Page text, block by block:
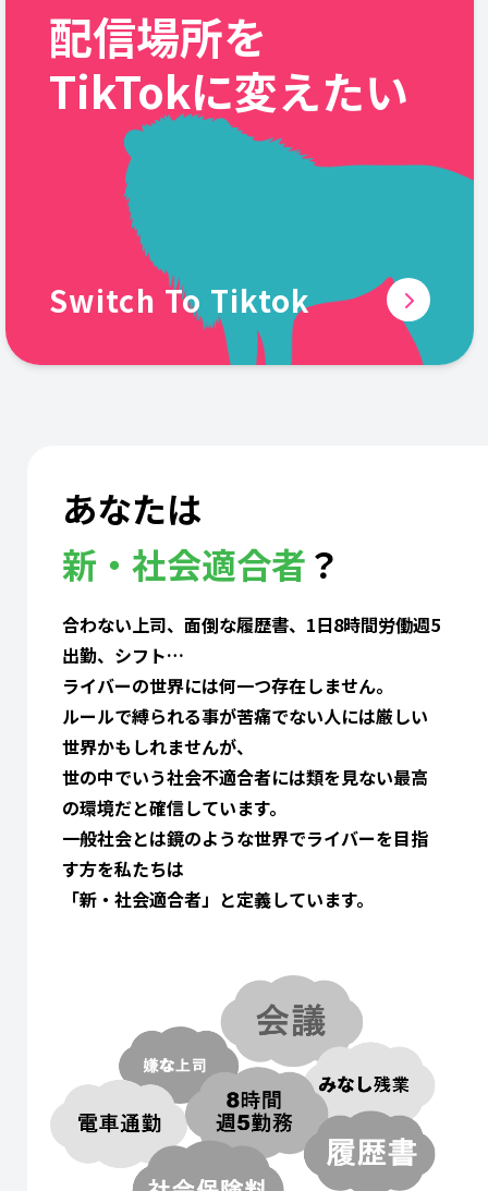
配信場所を
TikTokに変えたい
Switch To Tiktok
あなたは
新・社会適合者？
合わない上司、面倒な履歴書、1日8時間労働週5
出勤、シフト…
ライバーの世界には何一つ存在しません。
ルールで縛られる事が苦痛でない人には厳しい
世界かもしれませんが、
世の中でいう社会不適合者には類を見ない最高
の環境だと確信しています。
一般社会とは鏡のような世界でライバーを目指
す方を私たちは
「新・社会適合者」と定義しています。